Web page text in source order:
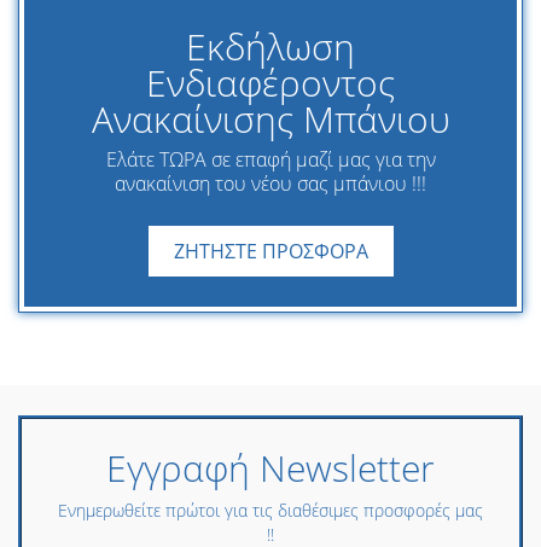
Εκδήλωση
Ενδιαφέροντος
Ανακαίνισης Μπάνιου
Ελάτε ΤΩΡΑ σε επαφή μαζί μας για την
ανακαίνιση του νέου σας μπάνιου !!!
ΖΗΤΗΣΤΕ ΠΡΟΣΦΟΡΑ
Εγγραφή Newsletter
Ενημερωθείτε πρώτοι για τις διαθέσιμες προσφορές μας
!!